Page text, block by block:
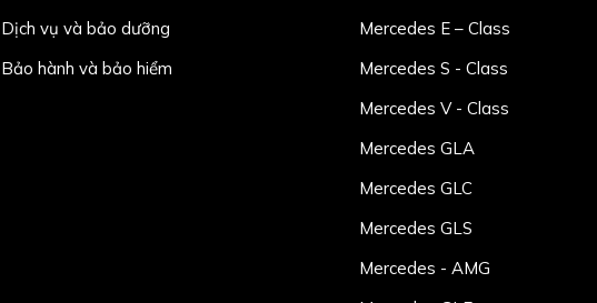
Dịch vụ và bảo dưỡng
Bảo hành và bảo hiểm
Mercedes E – Class
Mercedes S - Class
Mercedes V - Class
Mercedes GLA
Mercedes GLC
Mercedes GLS
Mercedes - AMG